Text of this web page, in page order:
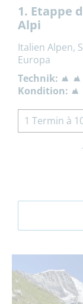
1. Etappe
Alpi
Italien Alpen,
Europa
Technik:
Kondition:
1 Termin à